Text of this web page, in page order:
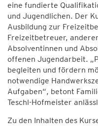
eine fundierte
und Jugendlichen. Der
Ausbildung zur
Freizeitbetreuer,
Absolventinnen und
offenen Jugendarbeit.
begleiten und fördern
notwendige
Aufgaben“, betont
Teschl-Hofmeister
Zu den Inhalten des